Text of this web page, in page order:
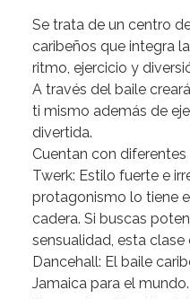
Se trata de un centro
caribeños que integra la
ritmo, ejercicio y
A través del baile
ti mismo además de
divertida.
Cuentan con diferentes
Twerk: Estilo fuerte e
protagonismo lo tiene
cadera. Si buscas
sensualidad, esta clase
Dancehall: El baile
Jamaica para el mundo.